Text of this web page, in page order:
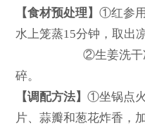
【食材预处理】①红参
水上笼蒸15分钟，取出
②生姜洗干净，
碎。
【调配方法】①坐锅点
片、蒜瓣和葱花炸香，